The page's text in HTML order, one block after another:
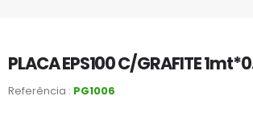
PLACA EPS100 C/GRAFITE
Referência : PG1006